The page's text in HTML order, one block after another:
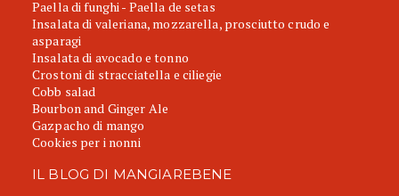
Paella di funghi - Paella de setas
Insalata di valeriana, mozzarella, prosciutto crudo e
asparagi
Insalata di avocado e tonno
Crostoni di stracciatella e ciliegie
Cobb salad
Bourbon and Ginger Ale
Gazpacho di mango
Cookies per i nonni
IL BLOG DI MANGIAREBENE